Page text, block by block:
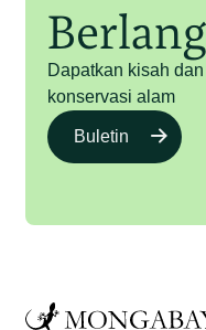
Dapatkan kisah
konservasi alam
Buletin